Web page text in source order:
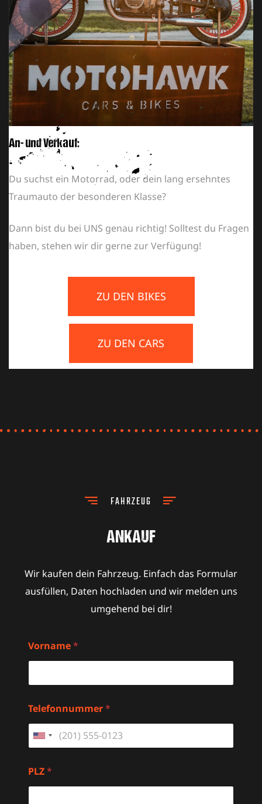
An- und Verkauf:
Du suchst ein Motorrad, oder dein lang ersehntes
Traumauto der besonderen Klasse?
Dann bist du bei UNS genau richtig! Solltest du Fragen
haben, stehen wir dir gerne zur Verfügung!
ZU DEN BIKES
ZU DEN CARS
FAHRZEUG
ANKAUF
Wir kaufen dein Fahrzeug. Einfach das Formular
ausfüllen, Daten hochladen und wir melden uns
umgehend bei dir!
Vorname*
Telefonnummer*
U
i
PLZ*